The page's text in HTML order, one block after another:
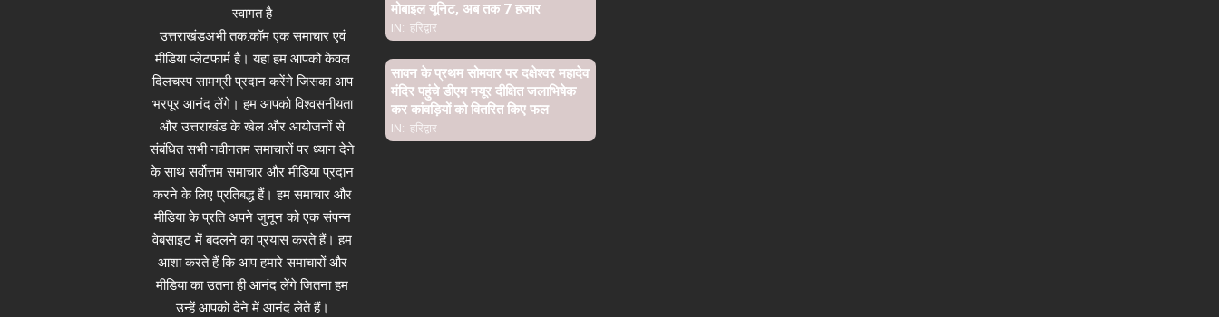
स्वागत है
उत्तराखंडअभी तक.कॉम एक समाचार एवं
मीडिया प्लेटफार्म है। यहां हम आपको केवल
दिलचस्प सामग्री प्रदान करेंगे जिसका आप
भरपूर आनंद लेंगे। हम आपको विश्वसनीयता
और उत्तराखंड के खेल और आयोजनों से
संबंधित सभी नवीनतम समाचारों पर ध्यान देने
के साथ सर्वोत्तम समाचार और मीडिया प्रदान
करने के लिए प्रतिबद्ध हैं। हम समाचार और
मीडिया के प्रति अपने जुनून को एक संपन्न
वेबसाइट में बदलने का प्रयास करते हैं। हम
आशा करते हैं कि आप हमारे समाचारों और
मीडिया का उतना ही आनंद लेंगे जितना हम
उन्हें आपको देने में आनंद लेते हैं।
मोबाइल यूनिट, अब तक 7 हजार
IN: हरिद्वार
सावन के प्रथम सोमवार पर दक्षेश्वर महादेव
मंदिर पहुंचे डीएम मयूर दीक्षित जलाभिषेक
कर कांवड़ियों को वितरित किए फल
IN: हरिद्वार